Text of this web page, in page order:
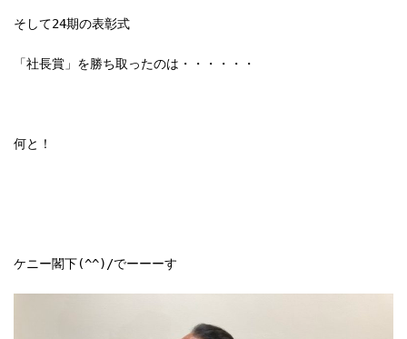
そして24期の表彰式
「社長賞」を勝ち取ったのは・・・・・・
何と！
ケニー閣下(^^)/でーーーす